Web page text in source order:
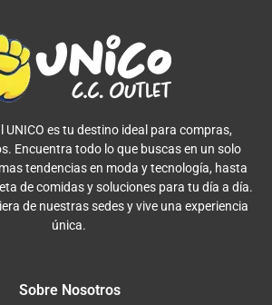
UNICO es tu destino ideal para compras,
Encuentra todo lo que buscas en un solo
tendencias en moda y tecnología, hasta
de comidas y soluciones para tu día a día.
de nuestras sedes y vive una experiencia
única.
Sobre Nosotros